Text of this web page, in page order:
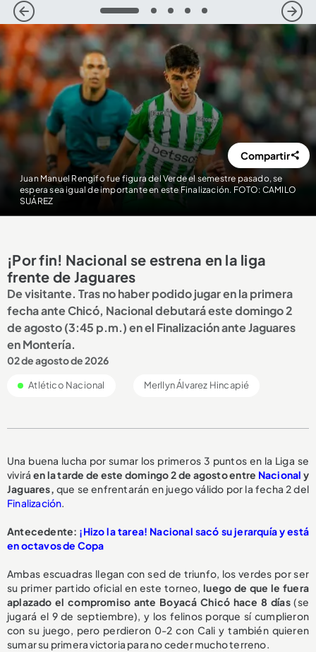
1 2 3 4 5
Juan Manuel Rengifo fue figura del Verde el semestre pasado, se
espera sea igual de importante en este Finalización. FOTO: CAMILO
SUÁREZ
Compartir
¡Por fin! Nacional se estrena en la liga
frente de Jaguares
De visitante. Tras no haber podido jugar en la primera
fecha ante Chicó, Nacional debutará este domingo 2
de agosto (3:45 p.m.) en el Finalización ante Jaguares
en Montería.
02 de agosto de 2026
Atlético Nacional Merllyn Álvarez Hincapié
Una buena lucha por sumar los primeros 3 puntos en la Liga se
vivirá en la tarde de este domingo 2 de agosto entre Nacional y
Jaguares, que se enfrentarán en juego válido por la fecha 2 del
Finalización.
Antecedente: ¡Hizo la tarea! Nacional sacó su jerarquía y está
en octavos de Copa
Ambas escuadras llegan con sed de triunfo, los verdes por ser
su primer partido oficial en este torneo,luego de que le fuera
aplazado el compromiso ante Boyacá Chicó hace 8 días(se
jugará el 9 de septiembre), y los felinos porque sí cumplieron
con su juego, pero perdieron 0-2 con Cali y también quieren
sumar su primera victoria para no ceder mucho terreno.